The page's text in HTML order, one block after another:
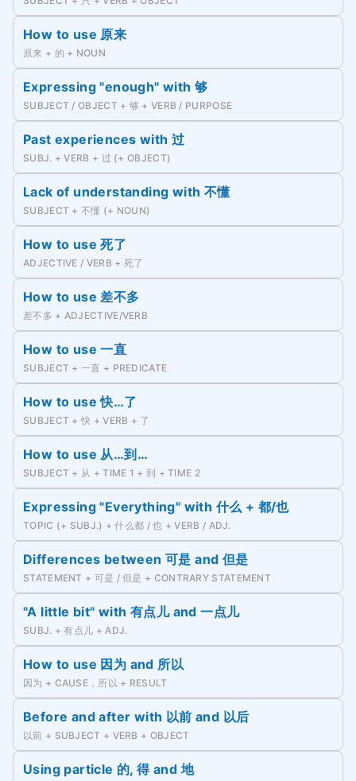
How to use 原来
原来 + 的 + NOUN
Expressing "enough" with 够
SUBJECT / OBJECT + 够 + VERB / PURPOSE
Past experiences with 过
SUBJ. + VERB + 过 (+ OBJECT)
Lack of understanding with 不懂
SUBJECT + 不懂 (+ NOUN)
How to use 死了
ADJECTIVE / VERB + 死了
How to use 差不多
差不多 + ADJECTIVE/VERB
How to use 一直
SUBJECT + 一直 + PREDICATE
How to use 快…了
SUBJECT + 快 + VERB + 了
How to use 从…到…
SUBJECT + 从 + TIME 1 + 到 + TIME 2
Expressing "Everything" with 什么 + 都/也
TOPIC (+ SUBJ.) + 什么都 / 也 + VERB / ADJ.
Differences between 可是 and 但是
STATEMENT + 可是 / 但是 + CONTRARY STATEMENT
"A little bit" with 有点儿 and 一点儿
SUBJ. + 有点儿 + ADJ.
How to use 因为 and 所以
因为 + CAUSE，所以 + RESULT
Before and after with 以前 and 以后
以前 + SUBJECT + VERB + OBJECT
Using particle 的, 得 and 地